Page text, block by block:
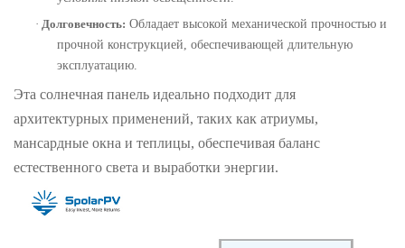
· Долговечность: Обладает высокой механической прочностью и
прочной конструкцией, обеспечивающей длительную
эксплуатацию.
Эта солнечная панель идеально подходит для
архитектурных применений, таких как атриумы,
мансардные окна и теплицы, обеспечивая баланс
естественного света и выработки энергии.